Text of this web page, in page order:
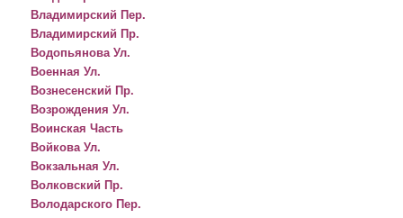
Владимирский Пер.
Владимирский Пр.
Водопьянова Ул.
Военная Ул.
Вознесенский Пр.
Возрождения Ул.
Воинская Часть
Войкова Ул.
Вокзальная Ул.
Волковский Пр.
Володарского Пер.